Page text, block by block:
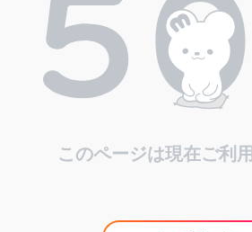
このページは現在ご利